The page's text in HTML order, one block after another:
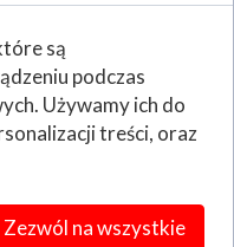
znaków
od
wyjście z
Daje
są
podczas
Używamy ich do
treści, oraz
Zezwól na wszystkie